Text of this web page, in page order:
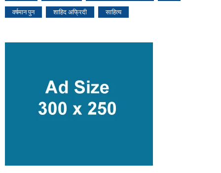
वर्षमान पुन शाहिद अफ्रिदी साहित्य